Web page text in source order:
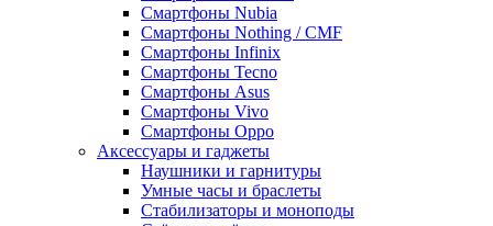
Смартфоны Nubia
Смартфоны Nothing / CMF
Смартфоны Infinix
Смартфоны Tecno
Смартфоны Asus
Смартфоны Vivo
Смартфоны Oppo
Аксессуары и гаджеты
Наушники и гарнитуры
Умные часы и браслеты
Стабилизаторы и моноподы